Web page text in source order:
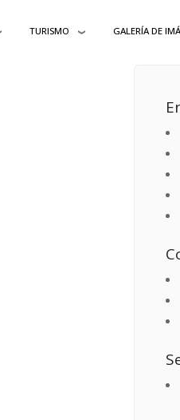
TURISMO GALERÍA DE